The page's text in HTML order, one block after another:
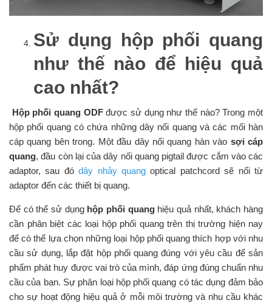
Sử dụng hộp phối quang
như thế nào để hiệu quả
cao nhất?
Hộp phối quang ODFđược sử dụng như thế nào? Trong một
hộp phối quang có chứa những dây nối quang và các mối hàn
cáp quang bên trong. Một đầu dây nối quang hàn vào sợi cáp
quang, đầu còn lại của dây nối quang pigtail được cắm vào các
adaptor, sau đódây nhảy quang optical patchcord sẽ nối từ
adaptor đến các thiết bị quang.
Để có thể sử dụng hộp phối quanghiệu quả nhất, khách hàng
cần phân biệt các loại hộp phối quang trên thị trường hiện nay
để có thể lựa chọn những loại hộp phối quang thích hợp với nhu
cầu sử dụng, lắp đặt hộp phối quang đúng với yêu cầu để sản
phẩm phát huy được vai trò của mình, đáp ứng đúng chuẩn nhu
cầu của bạn. Sự phân loại hộp phối quang có tác dụng đảm bảo
cho sự hoạt động hiệu quả ở mỗi môi trường và nhu cầu khác